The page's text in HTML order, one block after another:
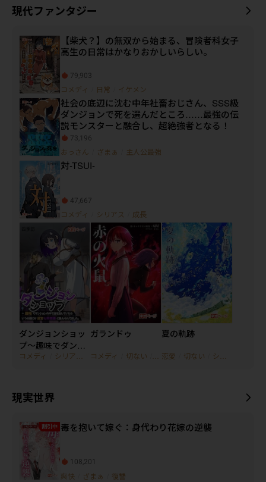
現代ファンタジー
【柴犬？】の無双から始まる、冒険者科女子
高生の日常はかなりおかしいらしい。
79,903
コメディ 日常 イケメン
社会の底辺に沈む中年社畜おじさん、SSS級
ダンジョンで死を選んだところ……最強の伝
説モンスターと融合し、超絶強者となる！
73,196
おっさん ざまぁ 主人公最強
対-TSUI-
47,667
コメディ シリアス 成長
ダンジョンショッ
プ～趣味でダンジ
ョンの中で店を出
議に数えられてま
した。
コメディ シリアス 美少女
ガランドゥ
コメディ 切ない シリアス
夏の軌跡
恋愛 切ない シリアス
現実世界
割引中 毒を抱いて嫁ぐ：身代わり花嫁の逆襲
108,201
爽快 ざまぁ 復讐